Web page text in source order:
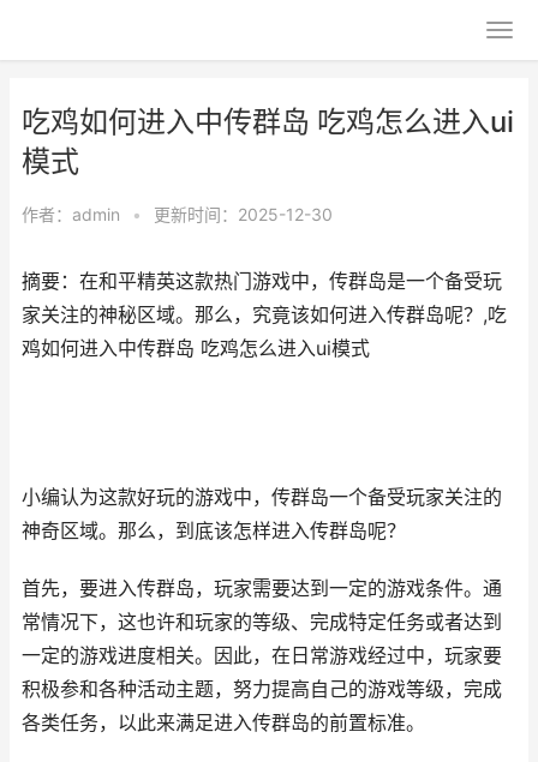
吃鸡如何进入中传群岛 吃鸡怎么进入ui
模式
作者： admin • 更新时间：2025-12-30
摘要：在和平精英这款热门游戏中，传群岛是一个备受玩
家关注的神秘区域。那么，究竟该如何进入传群岛呢？,吃
鸡如何进入中传群岛 吃鸡怎么进入ui模式
小编认为这款好玩的游戏中，传群岛一个备受玩家关注的
神奇区域。那么，到底该怎样进入传群岛呢？
首先，要进入传群岛，玩家需要达到一定的游戏条件。通
常情况下，这也许和玩家的等级、完成特定任务或者达到
一定的游戏进度相关。因此，在日常游戏经过中，玩家要
积极参和各种活动主题，努力提高自己的游戏等级，完成
各类任务，以此来满足进入传群岛的前置标准。